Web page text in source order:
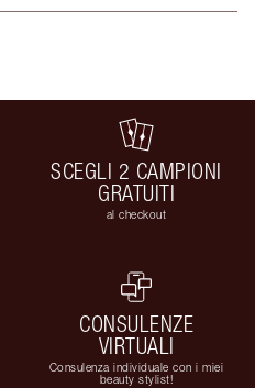
SCEGLI 2 CAMPIONI
GRATUITI
al checkout
CONSULENZE
VIRTUALI
Consulenza individuale con i miei
beauty stylist!